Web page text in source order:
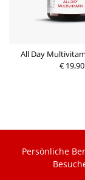
All Day
€ 19,90
Persönliche